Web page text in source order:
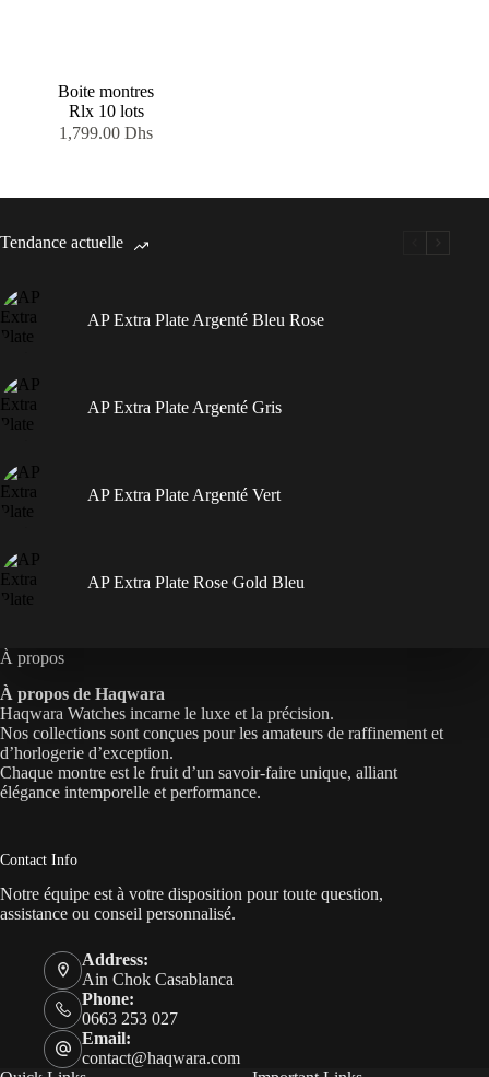
Boite montres
Rlx 10 lots
1,799.00Dhs
Tendance actuelle
AP Extra Plate Argenté Bleu Rose
AP Extra Plate Argenté Gris
AP Extra Plate Argenté Vert
AP Extra Plate Rose Gold Bleu
À propos
À propos de Haqwara
Haqwara Watches incarne le luxe et la précision.
Nos collections sont conçues pour les amateurs de raffinement et
d’horlogerie d’exception.
Chaque montre est le fruit d’un savoir-faire unique, alliant
élégance intemporelle et performance.
Contact Info
Notre équipe est à votre disposition pour toute question,
assistance ou conseil personnalisé.
Address:
Ain Chok Casablanca
Phone:
0663 253 027
Email:
contact@haqwara.com